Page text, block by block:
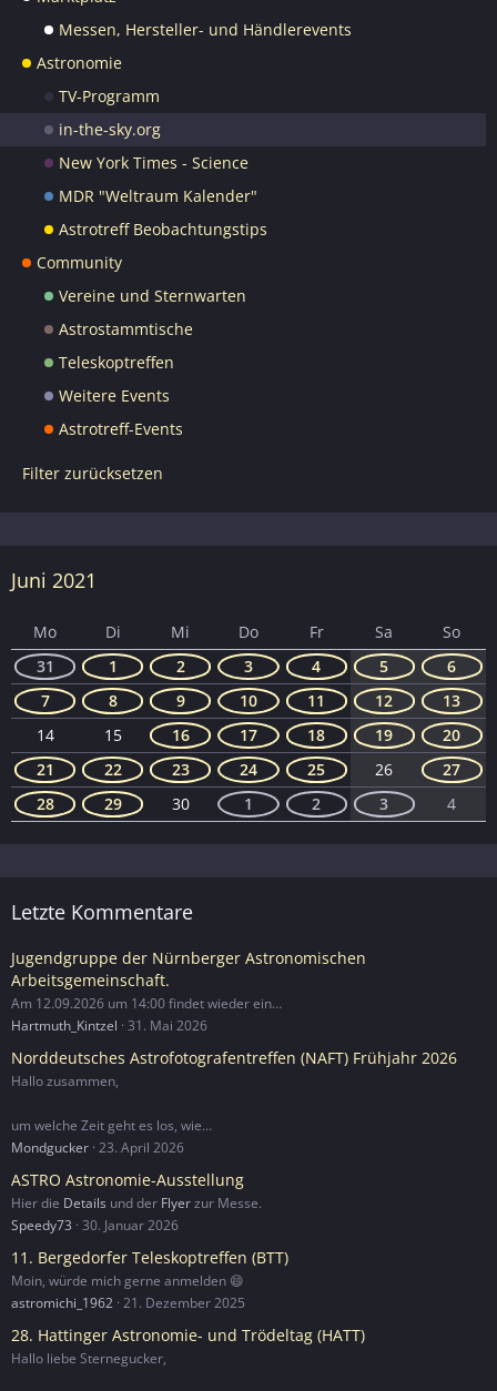
Messen, Hersteller- und Händlerevents
Astronomie
TV-Programm
in-the-sky.org
New York Times - Science
MDR "Weltraum Kalender"
Astrotreff Beobachtungstips
Community
Vereine und Sternwarten
Astrostammtische
Teleskoptreffen
Weitere Events
Astrotreff-Events
Filter zurücksetzen
Juni 2021
Mo Di Mi Do Fr Sa
So
31
1 2 3 4 5
6
7
8 9 10 11 12
13
14
15 16 17 18 19
20
21
22 23 24 25 26
27
28
29 30 1 2 3 4
Letzte Kommentare
Jugendgruppe der Nürnberger Astronomischen
Arbeitsgemeinschaft.
Am 12.09.2026 um 14:00 findet wieder ein…
Hartmuth_Kintzel 31. Mai 2026
Norddeutsches Astrofotografentreffen (NAFT) Frühjahr 2026
Hallo zusammen,
um welche Zeit geht es los, wie…
Mondgucker 23. April 2026
ASTRO Astronomie-Ausstellung
Hier die Details und der Flyerzur Messe.
Speedy73 30. Januar 2026
11. Bergedorfer Teleskoptreffen (BTT)
Moin, würde mich gerne anmelden 😄
astromichi_1962 21. Dezember 2025
28. Hattinger Astronomie- und Trödeltag (HATT)
Hallo liebe Sternegucker,